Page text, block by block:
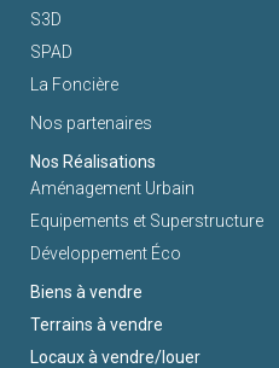
S3D
SPAD
La Foncière
Nos partenaires
Nos Réalisations
Aménagement Urbain
Equipements et Superstructure
Développement Éco
Biens à vendre
Terrains à vendre
Locaux à vendre/louer